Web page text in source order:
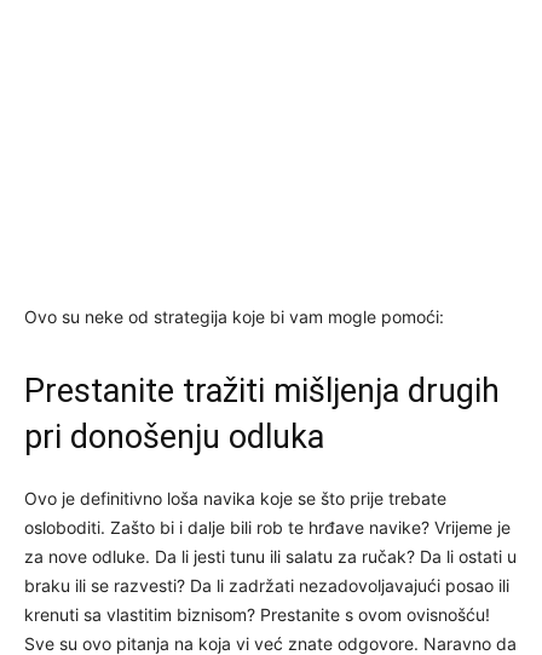
Ovo su neke od strategija koje bi vam mogle pomoći:
Prestanite tražiti mišljenja drugih
pri donošenju odluka
Ovo je definitivno loša navika koje se što prije trebate
osloboditi. Zašto bi i dalje bili rob te hrđave navike? Vrijeme je
za nove odluke. Da li jesti tunu ili salatu za ručak? Da li ostati u
braku ili se razvesti? Da li zadržati nezadovoljavajući posao ili
krenuti sa vlastitim biznisom? Prestanite s ovom ovisnošću!
Sve su ovo pitanja na koja vi već znate odgovore. Naravno da